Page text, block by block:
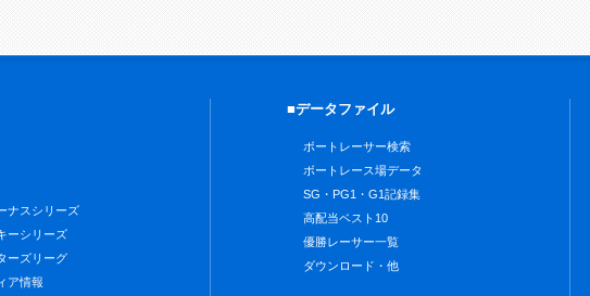
ナスシリーズ
ーシリーズ
ーズリーグ
ア情報
■データファイル
ボートレーサー検索
ボートレース場データ
SG・PG1・G1記録集
高配当ベスト10
優勝レーサー一覧
ダウンロード・他